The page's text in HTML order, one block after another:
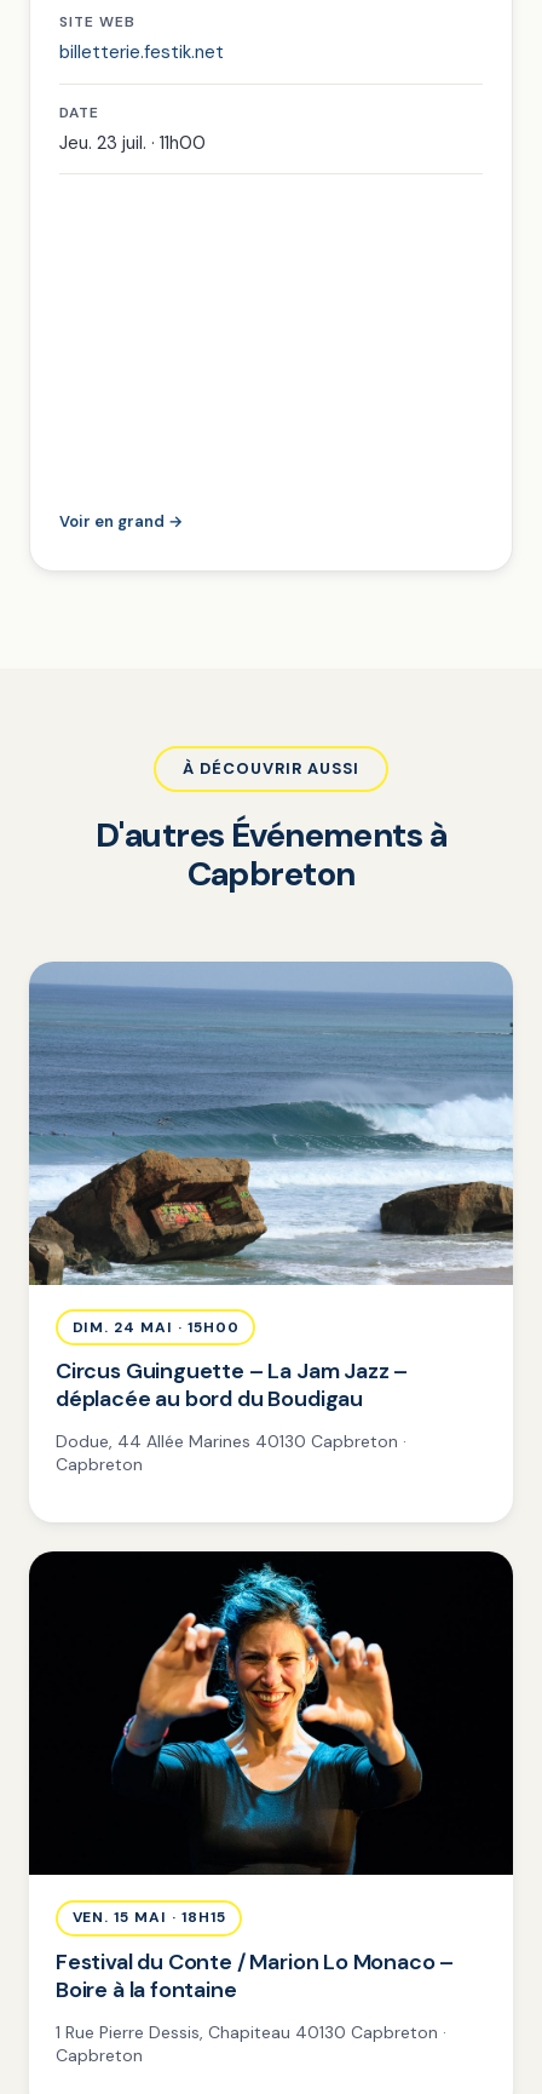
SITE WEB
billetterie.festik.net
DATE
Jeu. 23 juil. · 11h00
Voir en grand →
À DÉCOUVRIR AUSSI
D'autres Événements à
Capbreton
DIM. 24 MAI · 15H00
Circus Guinguette – La Jam Jazz –
déplacée au bord du Boudigau
Dodue, 44 Allée Marines 40130 Capbreton ·
Capbreton
VEN. 15 MAI · 18H15
Festival du Conte / Marion Lo Monaco –
Boire à la fontaine
1 Rue Pierre Dessis, Chapiteau 40130 Capbreton ·
Capbreton